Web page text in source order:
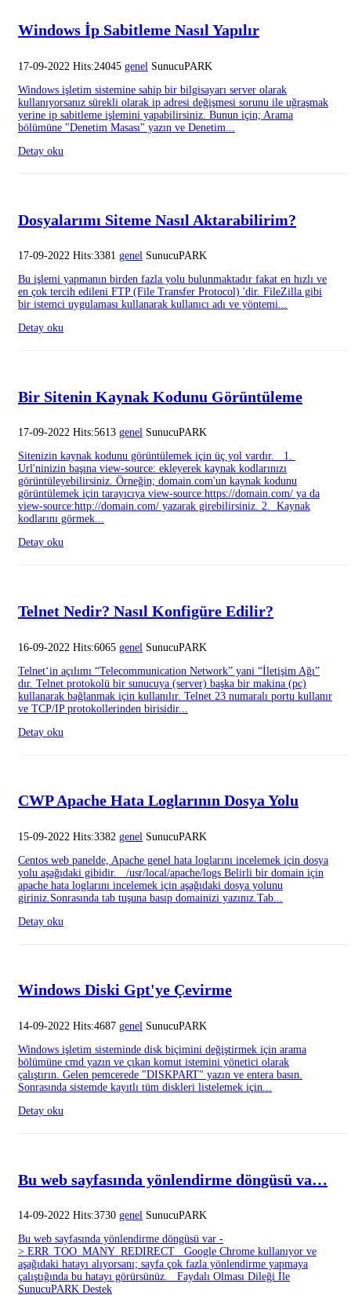
Windows İp Sabitleme Nasıl Yapılır
17-09-2022 Hits:24045 genel SunucuPARK
Windows işletim sistemine sahip bir bilgisayarı server olarak
kullanıyorsanız sürekli olarak ip adresi değişmesi sorunu ile uğraşmak
yerine ip sabitleme işlemini yapabilirsiniz. Bunun için; Arama
bölümüne "Denetim Masası" yazın ve Denetim...
Detay oku
Dosyalarımı Siteme Nasıl Aktarabilirim?
17-09-2022 Hits:3381 genel SunucuPARK
Bu işlemi yapmanın birden fazla yolu bulunmaktadır fakat en hızlı ve
en çok tercih edileni FTP (File Transfer Protocol) 'dir. FileZilla gibi
bir istemci uygulaması kullanarak kullanıcı adı ve yöntemi...
Detay oku
Bir Sitenin Kaynak Kodunu Görüntüleme
17-09-2022 Hits:5613 genel SunucuPARK
Sitenizin kaynak kodunu görüntülemek için üç yol vardır. 1.
Url'ninizin başına view-source: ekleyerek kaynak kodlarınızı
görüntüleyebilirsiniz. Örneğin; domain.com'un kaynak kodunu
görüntülemek için tarayıcıya view-source:https://domain.com/ ya da
view-source:http://domain.com/ yazarak girebilirsiniz. 2. Kaynak
kodlarını görmek...
Detay oku
Telnet Nedir? Nasıl Konfigüre Edilir?
16-09-2022 Hits:6065 genel SunucuPARK
Telnet‘in açılımı “Telecommunication Network” yani “İletişim Ağı”
dır. Telnet protokolü bir sunucuya (server) başka bir makina (pc)
kullanarak bağlanmak için kullanılır. Telnet 23 numaralı portu kullanır
ve TCP/IP protokollerinden birisidir...
Detay oku
CWP Apache Hata Loglarının Dosya Yolu
15-09-2022 Hits:3382 genel SunucuPARK
Centos web panelde, Apache genel hata loglarını incelemek için dosya
yolu aşağıdaki gibidir. /usr/local/apache/logs Belirli bir domain için
apache hata loglarını incelemek için aşağıdaki dosya yolunu
giriniz.Sonrasında tab tuşuna basıp domainizi yazınız.Tab...
Detay oku
Windows Diski Gpt'ye Çevirme
14-09-2022 Hits:4687 genel SunucuPARK
Windows işletim sisteminde disk biçimini değiştirmek için arama
bölümüne cmd yazın ve çıkan komut istemini yönetici olarak
çalıştırın. Gelen pemcerede "DISKPART" yazın ve entera basın.
Sonrasında sistemde kayıtlı tüm diskleri listelemek için...
Detay oku
Bu web sayfasında yönlendirme döngüsü va…
14-09-2022 Hits:3730 genel SunucuPARK
Bu web sayfasında yönlendirme döngüsü var -
> ERR_TOO_MANY_REDIRECT Google Chrome kullanıyor ve
aşağıdaki hatayı alıyorsanı; sayfa çok fazla yönlendirme yapmaya
çalıştığında bu hatayı görürsünüz. Faydalı Olması Dileği İle
SunucuPARK Destek